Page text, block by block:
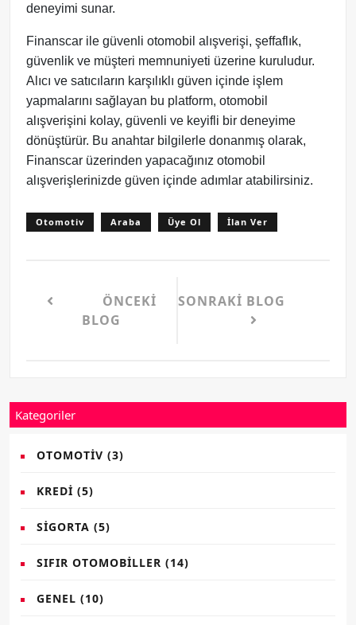
deneyimi sunar.
Finanscar ile güvenli otomobil alışverişi, şeffaflık,
güvenlik ve müşteri memnuniyeti üzerine kuruludur.
Alıcı ve satıcıların karşılıklı güven içinde işlem
yapmalarını sağlayan bu platform, otomobil
alışverişini kolay, güvenli ve keyifli bir deneyime
dönüştürür. Bu anahtar bilgilerle donanmış olarak,
Finanscar üzerinden yapacağınız otomobil
alışverişlerinizde güven içinde adımlar atabilirsiniz.
Otomotiv Araba Üye Ol İlan Ver
ÖNCEKI
BLOG
SONRAKI BLOG
Kategoriler
OTOMOTIV (3)
KREDI (5)
SIGORTA (5)
SIFIR OTOMOBILLER (14)
GENEL (10)